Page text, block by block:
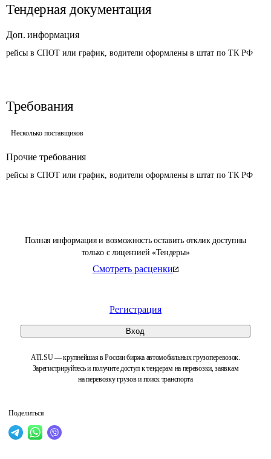
Полная информация и возможность оставить отклик доступны
только с лицензией «Тендеры»
Смотреть расценки
Регистрация
Вход
ATI.SU — крупнейшая в России биржа автомобильных грузоперевозок.
Зарегистрируйтесь и получите доступ к тендерам на перевозки, заявкам
на перевозку грузов и поиск транспорта
Поделиться
Тендерная документация
Доп. информация
рейсы в СПОТ или график, водители оформлены в штат по ТК РФ
Требования
Несколько поставщиков
Прочие требования
рейсы в СПОТ или график, водители оформлены в штат по ТК РФ